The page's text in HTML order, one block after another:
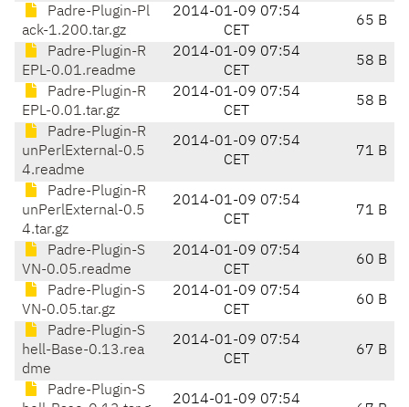
Padre-Plugin-Pl
ack-1.200.tar.gz
2014-01-09 07:54
CET
65 B
Padre-Plugin-R
EPL-0.01.readme
2014-01-09 07:54
CET
58 B
Padre-Plugin-R
EPL-0.01.tar.gz
2014-01-09 07:54
CET
58 B
Padre-Plugin-R
unPerlExternal-0.5
4.readme
2014-01-09 07:54
CET
71 B
Padre-Plugin-R
unPerlExternal-0.5
4.tar.gz
2014-01-09 07:54
CET
71 B
Padre-Plugin-S
VN-0.05.readme
2014-01-09 07:54
CET
60 B
Padre-Plugin-S
VN-0.05.tar.gz
2014-01-09 07:54
CET
60 B
Padre-Plugin-S
hell-Base-0.13.rea
dme
2014-01-09 07:54
CET
67 B
Padre-Plugin-S
2014-01-09 07:54